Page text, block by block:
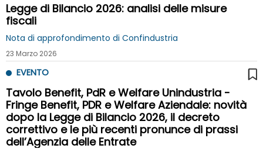
Legge di Bilancio 2026: analisi delle misure
fiscali
Nota di approfondimento di Confindustria
23 Marzo 2026
EVENTO
Tavolo Benefit, PdR e Welfare Unindustria -
Fringe Benefit, PDR e Welfare Aziendale: novità
dopo la Legge di Bilancio 2026, il decreto
correttivo e le più recenti pronunce di prassi
dell’Agenzia delle Entrate